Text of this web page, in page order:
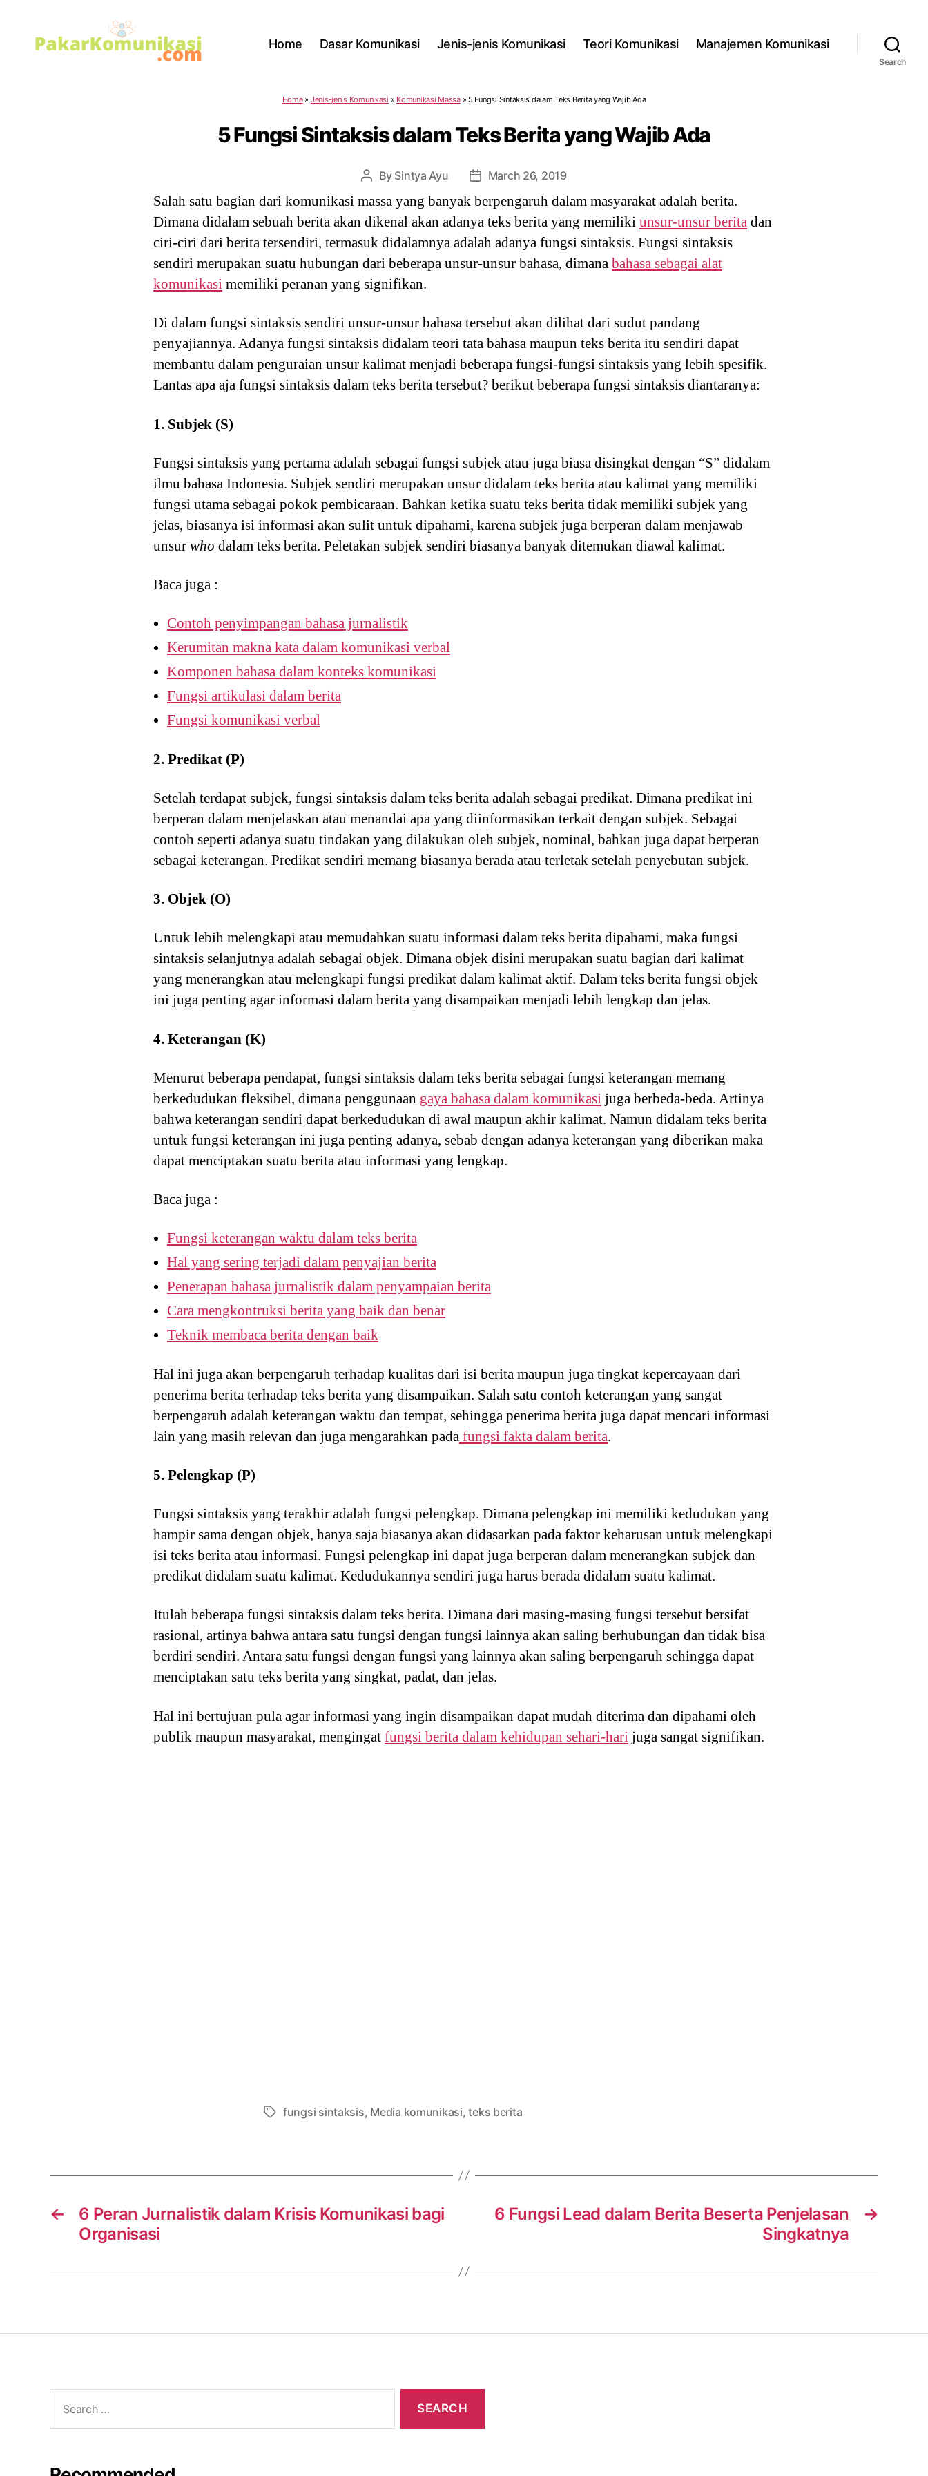
Home Dasar Komunikasi Jenis-jenis Komunikasi Teori Komunikasi Manajemen Komunikasi
Search
Home» Jenis-jenis Komunikasi » Komunikasi Massa» 5 Fungsi Sintaksis dalam Teks Berita yang Wajib Ada
5 Fungsi Sintaksis dalam Teks Berita yang Wajib Ada
Post
By Sintya Ayu
Post
date
March 26, 2019
Salah satu bagian dari komunikasi massa yang banyak berpengaruh dalam masyarakat adalah berita.
Dimana didalam sebuah berita akan dikenal akan adanya teks berita yang memiliki unsur-unsur berita dan
ciri-ciri dari berita tersendiri, termasuk didalamnya adalah adanya fungsi sintaksis. Fungsi sintaksis
sendiri merupakan suatu hubungan dari beberapa unsur-unsur bahasa, dimana bahasa sebagai alat
komunikasi memiliki peranan yang signifikan.
Di dalam fungsi sintaksis sendiri unsur-unsur bahasa tersebut akan dilihat dari sudut pandang
penyajiannya. Adanya fungsi sintaksis didalam teori tata bahasa maupun teks berita itu sendiri dapat
membantu dalam penguraian unsur kalimat menjadi beberapa fungsi-fungsi sintaksis yang lebih spesifik.
Lantas apa aja fungsi sintaksis dalam teks berita tersebut? berikut beberapa fungsi sintaksis diantaranya:
1. Subjek (S)
Fungsi sintaksis yang pertama adalah sebagai fungsi subjek atau juga biasa disingkat dengan “S” didalam
ilmu bahasa Indonesia. Subjek sendiri merupakan unsur didalam teks berita atau kalimat yang memiliki
fungsi utama sebagai pokok pembicaraan. Bahkan ketika suatu teks berita tidak memiliki subjek yang
jelas, biasanya isi informasi akan sulit untuk dipahami, karena subjek juga berperan dalam menjawab
unsur who dalam teks berita. Peletakan subjek sendiri biasanya banyak ditemukan diawal kalimat.
Baca juga :
Contoh penyimpangan bahasa jurnalistik
Kerumitan makna kata dalam komunikasi verbal
Komponen bahasa dalam konteks komunikasi
Fungsi artikulasi dalam berita
Fungsi komunikasi verbal
2. Predikat (P)
Setelah terdapat subjek, fungsi sintaksis dalam teks berita adalah sebagai predikat. Dimana predikat ini
berperan dalam menjelaskan atau menandai apa yang diinformasikan terkait dengan subjek. Sebagai
contoh seperti adanya suatu tindakan yang dilakukan oleh subjek, nominal, bahkan juga dapat berperan
sebagai keterangan. Predikat sendiri memang biasanya berada atau terletak setelah penyebutan subjek.
3. Objek (O)
Untuk lebih melengkapi atau memudahkan suatu informasi dalam teks berita dipahami, maka fungsi
sintaksis selanjutnya adalah sebagai objek. Dimana objek disini merupakan suatu bagian dari kalimat
yang menerangkan atau melengkapi fungsi predikat dalam kalimat aktif. Dalam teks berita fungsi objek
ini juga penting agar informasi dalam berita yang disampaikan menjadi lebih lengkap dan jelas.
4. Keterangan (K)
Menurut beberapa pendapat, fungsi sintaksis dalam teks berita sebagai fungsi keterangan memang
berkedudukan fleksibel, dimana penggunaan gaya bahasa dalam komunikasi juga berbeda-beda. Artinya
bahwa keterangan sendiri dapat berkedudukan di awal maupun akhir kalimat. Namun didalam teks berita
untuk fungsi keterangan ini juga penting adanya, sebab dengan adanya keterangan yang diberikan maka
dapat menciptakan suatu berita atau informasi yang lengkap.
Baca juga :
Fungsi keterangan waktu dalam teks berita
Hal yang sering terjadi dalam penyajian berita
Penerapan bahasa jurnalistik dalam penyampaian berita
Cara mengkontruksi berita yang baik dan benar
Teknik membaca berita dengan baik
Hal ini juga akan berpengaruh terhadap kualitas dari isi berita maupun juga tingkat kepercayaan dari
penerima berita terhadap teks berita yang disampaikan. Salah satu contoh keterangan yang sangat
berpengaruh adalah keterangan waktu dan tempat, sehingga penerima berita juga dapat mencari informasi
lain yang masih relevan dan juga mengarahkan pada fungsi fakta dalam berita.
5. Pelengkap (P)
Fungsi sintaksis yang terakhir adalah fungsi pelengkap. Dimana pelengkap ini memiliki kedudukan yang
hampir sama dengan objek, hanya saja biasanya akan didasarkan pada faktor keharusan untuk melengkapi
isi teks berita atau informasi. Fungsi pelengkap ini dapat juga berperan dalam menerangkan subjek dan
predikat didalam suatu kalimat. Kedudukannya sendiri juga harus berada didalam suatu kalimat.
Itulah beberapa fungsi sintaksis dalam teks berita. Dimana dari masing-masing fungsi tersebut bersifat
rasional, artinya bahwa antara satu fungsi dengan fungsi lainnya akan saling berhubungan dan tidak bisa
berdiri sendiri. Antara satu fungsi dengan fungsi yang lainnya akan saling berpengaruh sehingga dapat
menciptakan satu teks berita yang singkat, padat, dan jelas.
Hal ini bertujuan pula agar informasi yang ingin disampaikan dapat mudah diterima dan dipahami oleh
publik maupun masyarakat, mengingat fungsi berita dalam kehidupan sehari-hari juga sangat signifikan.
Tagsfungsi sintaksis, Media komunikasi,teks berita
←
6 Peran Jurnalistik dalam Krisis Komunikasi bagi
Organisasi
→
6 Fungsi Lead dalam Berita Beserta Penjelasan
Singkatnya
for: